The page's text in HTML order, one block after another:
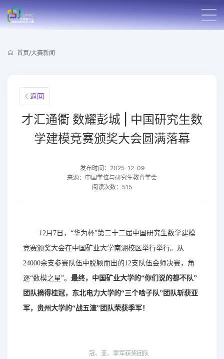
首页/大赛新闻
返回
才汇通衢 数耀彭城 | 中国研究生数
学建模竞赛颁奖大会圆满落幕
发布时间：2025-12-09
来源：中国学位与研究生教育学会
阅读次数：515
12月7日，“华为杯”第二十二届中国研究生数学建模
竞赛颁奖大会在中国矿业大学南湖校区举行举行。从
24000余支参赛队伍中脱颖而出的12支队伍会师决赛，角
逐“数模之星”。 最终，中国矿业大学的“你们说的都不队”
团队摘得桂冠，东北电力大学的“三个啥子队”团队斩获亚
军，贵州大学的“战五渣”团队荣获季军！
冠、亚、季军获奖团队